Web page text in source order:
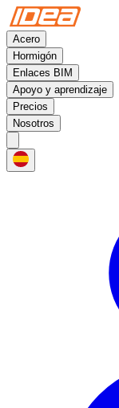
Acero
Hormigón
Enlaces BIM
Apoyo y aprendizaje
Precios
Nosotros